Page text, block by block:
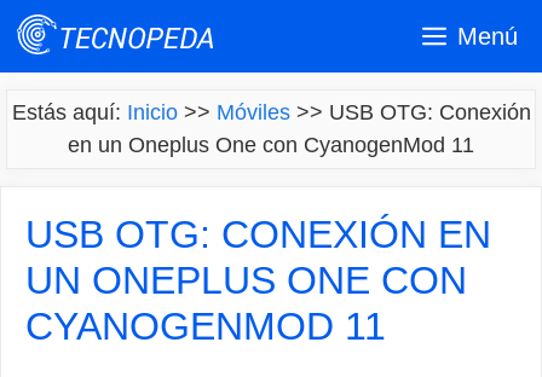
Saltar
Menú
Estás aquí: Inicio>> Móviles>> USB OTG: Conexión
en un Oneplus One con CyanogenMod 11
USB OTG: CONEXIÓN EN
UN ONEPLUS ONE CON
CYANOGENMOD 11